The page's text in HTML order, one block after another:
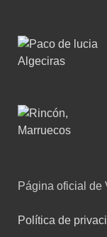
Página oficial
Política de